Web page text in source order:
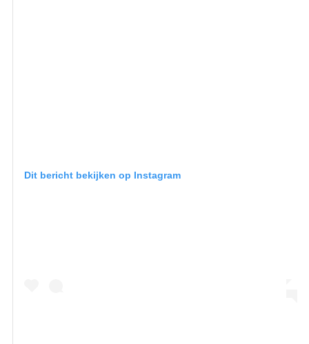
Dit bericht bekijken op Instagram